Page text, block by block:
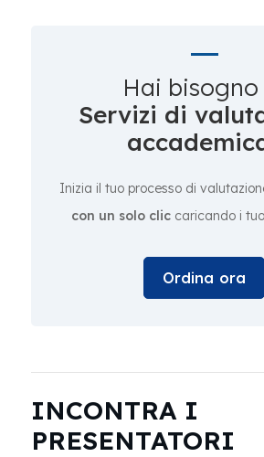
Hai bisogno
Servizi di
Inizia il tuo processo di
con un solo cliccaricando i
Ordina ora
INCONTRA I
PRESENTATORI